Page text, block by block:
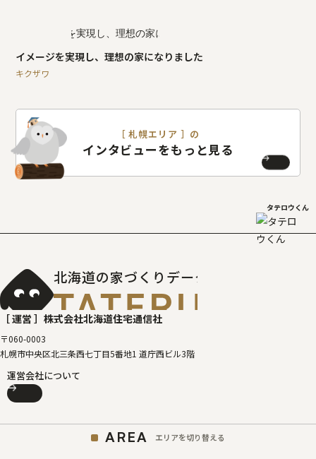
イメージを実現し、理想の家になりました
キクザワ
［ 札幌エリア ］の
インタビューをもっと見る
タテロウくん
北海道の家づくりデータベース
［ 運営 ］ 株式会社北海道住宅通信社
〒060-0003
札幌市中央区北三条西七丁目5番地1 道庁西ビル3階
運営会社について
AREA エリアを切り替える